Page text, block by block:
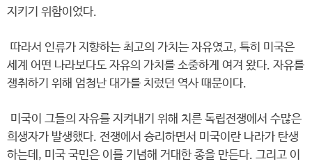
지키기 위함이었다.
따라서 인류가 지향하는 최고의 가치는 자유였고, 특히 미국은
세계 어떤 나라보다도 자유의 가치를 소중하게 여겨 왔다. 자유를
쟁취하기 위해 엄청난 대가를 치렀던 역사 때문이다.
미국이 그들의 자유를 지켜내기 위해 치른 독립전쟁에서 수많은
희생자가 발생했다. 전쟁에서 승리하면서 미국이란 나라가 탄생
하는데, 미국 국민은 이를 기념해 거대한 종을 만든다. 그리고 이